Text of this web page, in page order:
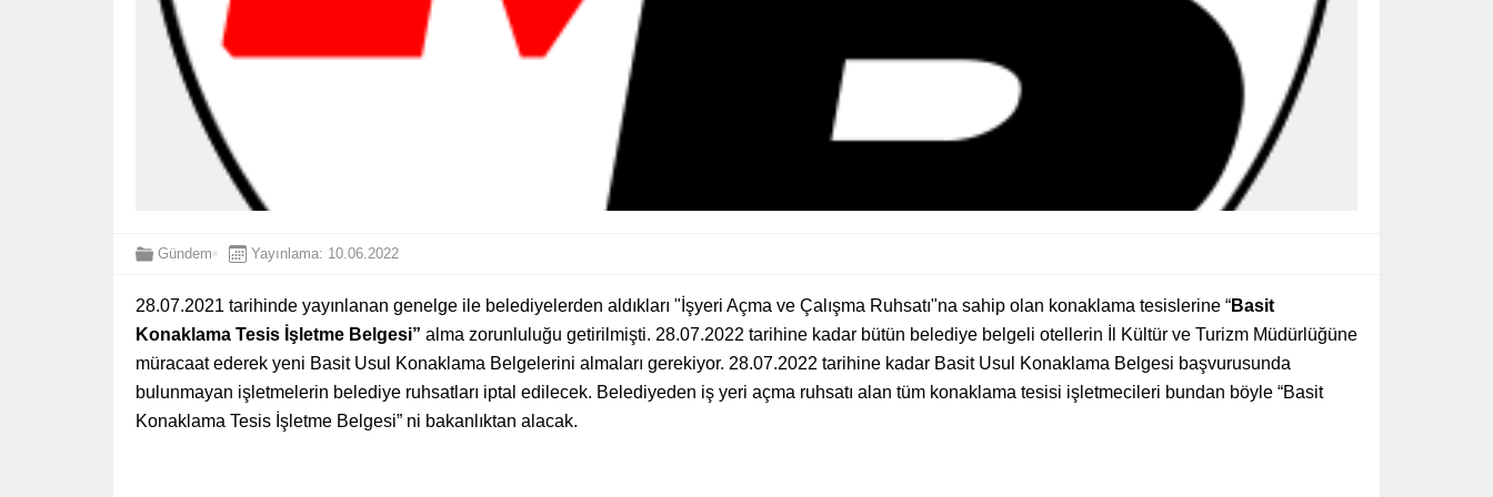
Gündem Yayınlama: 10.06.2022
28.07.2021 tarihinde yayınlanan genelge ile belediyelerden aldıkları "İşyeri Açma ve Çalışma Ruhsatı"na sahip olan konaklama tesislerine “Basit
Konaklama Tesis İşletme Belgesi” alma zorunluluğu getirilmişti. 28.07.2022 tarihine kadar bütün belediye belgeli otellerin İl Kültür ve Turizm Müdürlüğüne
müracaat ederek yeni Basit Usul Konaklama Belgelerini almaları gerekiyor. 28.07.2022 tarihine kadar Basit Usul Konaklama Belgesi başvurusunda
bulunmayan işletmelerin belediye ruhsatları iptal edilecek. Belediyeden iş yeri açma ruhsatı alan tüm konaklama tesisi işletmecileri bundan böyle “Basit
Konaklama Tesis İşletme Belgesi” ni bakanlıktan alacak.